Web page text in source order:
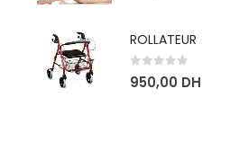
ROLLATEUR
0 sur 5
950,00 DH